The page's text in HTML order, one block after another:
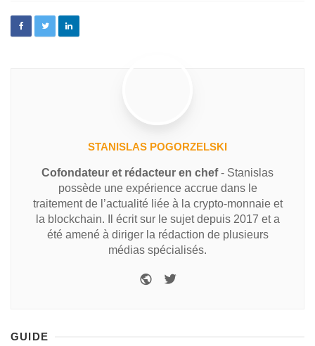
STANISLAS POGORZELSKI
Cofondateur et rédacteur en chef- Stanislas
possède une expérience accrue dans le
traitement de l’actualité liée à la crypto-monnaie et
la blockchain. Il écrit sur le sujet depuis 2017 et a
été amené à diriger la rédaction de plusieurs
médias spécialisés.
GUIDE